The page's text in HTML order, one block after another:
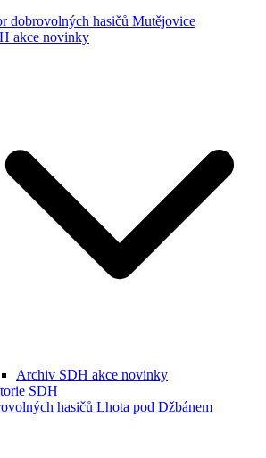
dobrovolných hasičů Mutějovice
akce novinky
Archiv SDH akce novinky
SDH
hasičů Lhota pod Džbánem